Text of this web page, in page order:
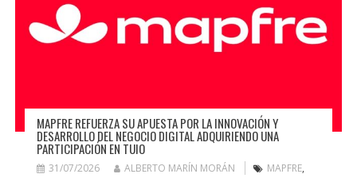
MAPFRE REFUERZA SU APUESTA POR LA INNOVACIÓN Y
DESARROLLO DEL NEGOCIO DIGITAL ADQUIRIENDO UNA
PARTICIPACIÓN EN TUIO
31/07/2026 ALBERTO MARÍN MORÁN MAPFRE,